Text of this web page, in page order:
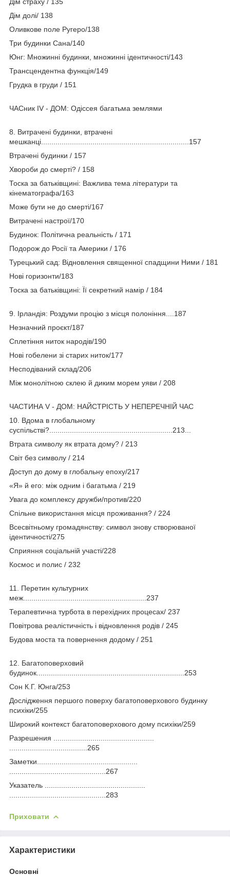
Дім долі/ 138
Оливкове поле Ругеро/138
Три будинки Сана/140
Юнг: Множинні будинки, множинні ідентичності/143
Трансцендентна функція/149
Грудка в груди / 151
ЧАСник IV - ДОМ: Одіссея багатьма землями
8. Витрачені будинки, втрачені
мешканці........................................................................157
Втрачені будинки / 157
Хвороби до смерті? / 158
Тоска за батьківщині: Важлива тема літератури та
кінематографа/163
Може бути не до смерті/167
Витрачені настрої/170
Будинок: Політична реальність / 171
Подорож до Росії та Америки / 176
Турецький сад: Відновлення священної спадщини Ними / 181
Нові горизонти/183
Тоска за батьківщині: Її секретний намір / 184
9. Ірландія: Роздуми процію з місця полоніння....187
Незначний проєкт/187
Сплетіння ниток народів/190
Нові гобелени зі старих ниток/177
Несподіваний склад/206
Між монолітною склею й диким морем уяви / 208
ЧАСТИНА V - ДОМ: НАЙСТРІСТЬ У НЕПЕРЕЧНІЙ ЧАС
10. Вдома в глобальному
суспільстві?............................................................213...
Втрата символу як втрата дому? / 213
Світ без символу / 214
Доступ до дому в глобальну епоху/217
«Я» й его: між одним і багатьма / 219
Увага до комплексу дружби/против/220
Спільне використання місця проживання? / 224
Всесвітньому громадянству: символ знову створюваної
ідентичності/275
Сприяння соціальній участі/228
Космос и полис / 232
11. Перетин культурних
меж............................................................237
Терапевтична турбота в перехідних процесах/ 237
Повітрова реалістичність і відновлення родів / 245
Будова моста та повернення додому / 251
12. Багатоповерховий
будинок........................................................................253
Сон К.Г. Юнга/253
Дослідження першого поверху багатоповерхового будинку
психіки/255
Широкий контекст багатоповерхового дому психіки/259
Разрешения .................................................
......................................265
Заметки.................................................
...............................................267
Указатель .................................................
...............................................283
Приховати
Характеристики
Основні